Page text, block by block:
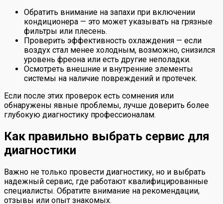
Обратить внимание на запахи при включении
кондиционера — это может указывать на грязные
фильтры или плесень.
Проверить эффективность охлаждения — если
воздух стал менее холодным, возможно, снизился
уровень фреона или есть другие неполадки.
Осмотреть внешние и внутренние элементы
системы на наличие повреждений и протечек.
Если после этих проверок есть сомнения или
обнаружены явные проблемы, лучше доверить более
глубокую диагностику профессионалам.
Как правильно выбрать сервис для
диагностики
Важно не только провести диагностику, но и выбрать
надежный сервис, где работают квалифицированные
специалисты. Обратите внимание на рекомендации,
отзывы или опыт знакомых.